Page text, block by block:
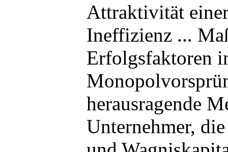
Attraktivität
Ineffizienz ...
Erfolgsfaktoren
herausragende
Unternehmer,